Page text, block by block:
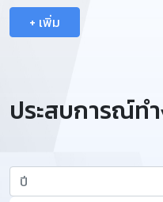
+ เพิ่ม
ประสบการณ์ท